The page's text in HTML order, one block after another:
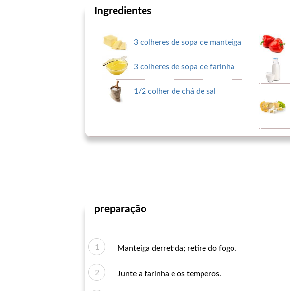
Ingredientes
3 colheres de sopa de manteiga
3 colheres de sopa de farinha
1/2 colher de chá de sal
preparação
Manteiga derretida; retire do fogo.
Junte a farinha e os temperos.